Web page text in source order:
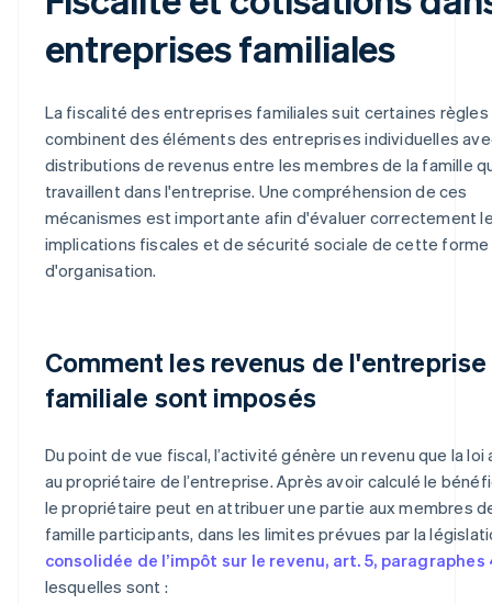
entreprises familiales
La fiscalité des entreprises familiales suit certaines règles
combinent des éléments des entreprises individuelles
distributions de revenus entre les membres de la famille
travaillent dans l'entreprise. Une compréhension de ces
mécanismes est importante afin d'évaluer correctement
implications fiscales et de sécurité sociale de cette forme
d'organisation.
Comment les revenus de l'entreprise
familiale sont imposés
Du point de vue fiscal, l’activité génère un revenu que la
au propriétaire de l’entreprise. Après avoir calculé le
le propriétaire peut en attribuer une partie aux membres
famille participants, dans les limites prévues par la
consolidée de l’impôt sur le revenu, art. 5, paragraphes
lesquelles sont :